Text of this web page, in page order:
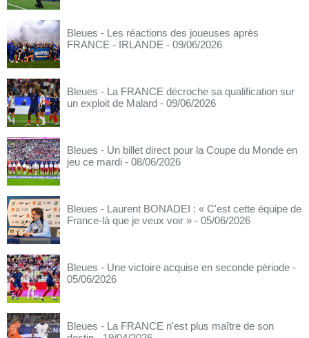
Bleues - Les réactions des joueuses après
FRANCE - IRLANDE - 09/06/2026
Bleues - La FRANCE décroche sa qualification sur
un exploit de Malard - 09/06/2026
Bleues - Un billet direct pour la Coupe du Monde en
jeu ce mardi - 08/06/2026
Bleues - Laurent BONADEI : « C'est cette équipe de
France-là que je veux voir » - 05/06/2026
Bleues - Une victoire acquise en seconde période -
05/06/2026
Bleues - La FRANCE n'est plus maître de son